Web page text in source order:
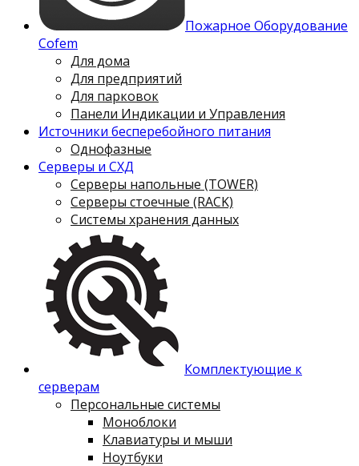
Пожарное Оборудование
Cofem
Для дома
Для предприятий
Для парковок
Панели Индикации и Управления
Источники бесперебойного питания
Однофазные
Серверы и СХД
Серверы напольные (TOWER)
Серверы стоечные (RACK)
Системы хранения данных
Комплектующие к
серверам
Персональные системы
Моноблоки
Клавиатуры и мыши
Ноутбуки